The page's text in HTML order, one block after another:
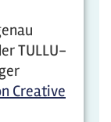
TULLU-
Creative